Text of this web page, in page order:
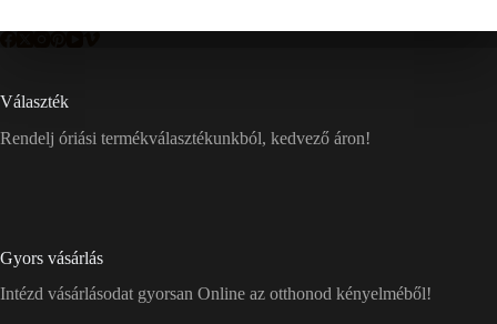
Választék
Rendelj óriási termékválasztékunkból, kedvező áron!
Gyors vásárlás
Intézd vásárlásodat gyorsan Online az otthonod kényelméből!